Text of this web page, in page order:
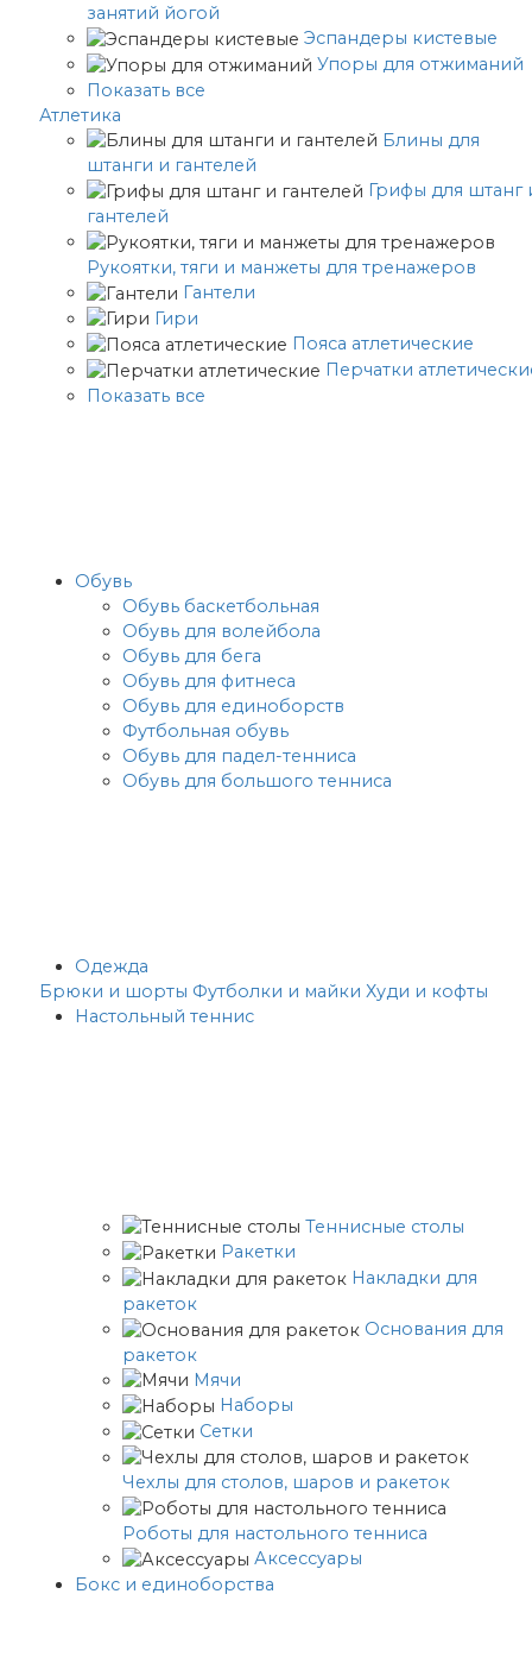
занятий йогой
Эспандеры кистевые
Упоры для отжиманий
Показать все
Атлетика
Блины для
штанги и гантелей
Грифы для штанг
гантелей
Рукоятки, тяги и манжеты для тренажеров
Гантели
Гири
Пояса атлетические
Перчатки
Показать все
Обувь
Обувь баскетбольная
Обувь для волейбола
Обувь для бега
Обувь для фитнеса
Обувь для единоборств
Футбольная обувь
Обувь для падел-тенниса
Обувь для большого тенниса
Одежда
Брюки и шорты Футболки и майки Худи и кофты
Настольный теннис
Теннисные столы
Ракетки
Накладки для
ракеток
Основания для
ракеток
Мячи
Наборы
Сетки
Чехлы для столов, шаров и ракеток
Роботы для настольного тенниса
Аксессуары
Бокс и единоборства